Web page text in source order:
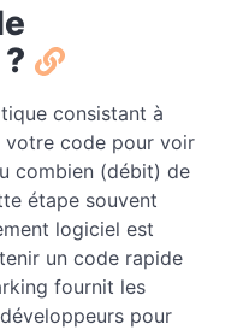
consistant à
votre code pour voir
combien (débit) de
étape souvent
logiciel est
un code rapide
fournit les
pour